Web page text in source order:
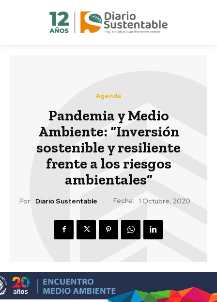
Agenda
Pandemia y Medio
Ambiente: “Inversión
sostenible y resiliente
frente a los riesgos
ambientales”
Por: Diario Sustentable Fecha: 1 Octubre, 2020